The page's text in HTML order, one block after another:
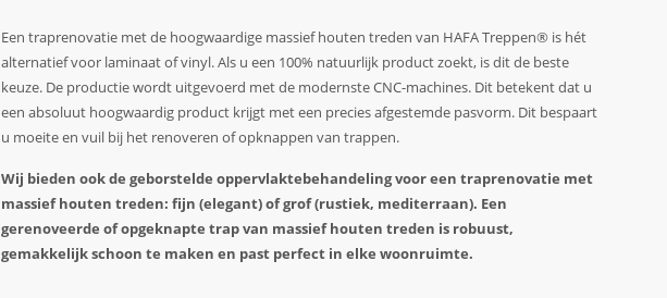
Een traprenovatie met de hoogwaardige massief houten treden van HAFA Treppen® is hét
alternatief voor laminaat of vinyl. Als u een 100% natuurlijk product zoekt, is dit de beste
keuze. De productie wordt uitgevoerd met de modernste CNC-machines. Dit betekent dat u
een absoluut hoogwaardig product krijgt met een precies afgestemde pasvorm. Dit bespaart
u moeite en vuil bij het renoveren of opknappen van trappen.
Wij bieden ook de geborstelde oppervlaktebehandeling voor een traprenovatie met
massief houten treden: fijn (elegant) of grof (rustiek, mediterraan). Een
gerenoveerde of opgeknapte trap van massief houten treden is robuust,
gemakkelijk schoon te maken en past perfect in elke woonruimte.